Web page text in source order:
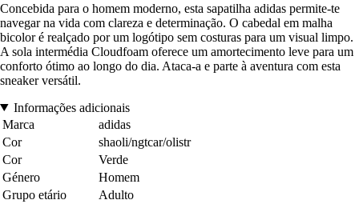
Concebida para o homem moderno, esta sapatilha adidas permite-te
navegar na vida com clareza e determinação. O cabedal em malha
bicolor é realçado por um logótipo sem costuras para um visual limpo.
A sola intermédia Cloudfoam oferece um amortecimento leve para um
conforto ótimo ao longo do dia. Ataca-a e parte à aventura com esta
sneaker versátil.
Informações adicionais
Marca
adidas
Cor
shaoli/ngtcar/olistr
Cor
Verde
Género
Homem
Grupo etário
Adulto